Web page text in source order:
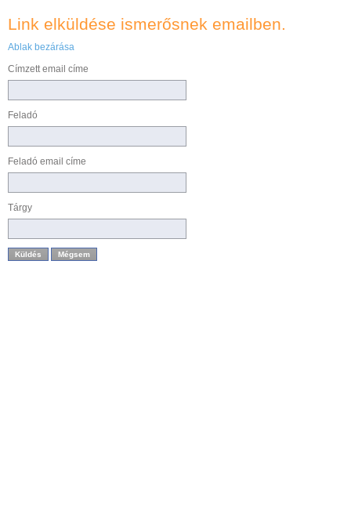
Link elküldése ismerősnek emailben.
Ablak bezárása
Címzett email címe
Feladó
Feladó email címe
Tárgy
Küldés Mégsem